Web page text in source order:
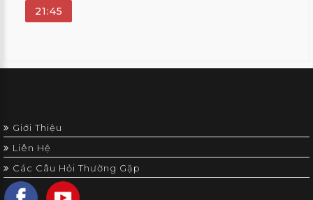
21:45
Giới Thiệu
Liên Hệ
Các Câu Hỏi Thường Gặp